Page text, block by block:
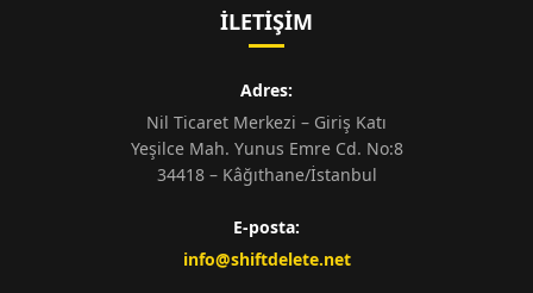
İLETIŞIM
Adres:
Nil Ticaret Merkezi – Giriş Katı
Yeşilce Mah. Yunus Emre Cd. No:8
34418 – Kâğıthane/İstanbul
E-posta:
info@shiftdelete.net